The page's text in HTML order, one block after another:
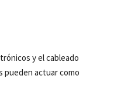
y el cableado
pueden actuar como